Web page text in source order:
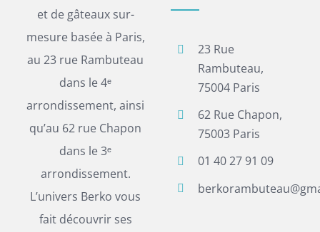
et de gâteaux sur-
mesure basée à Paris,
au 23 rue Rambuteau
dans le 4ᵉ
arrondissement, ainsi
qu’au 62 rue Chapon
dans le 3ᵉ
arrondissement.
L’univers Berko vous
fait découvrir ses
23 Rue
Rambuteau,
75004 Paris
62 Rue Chapon,
75003 Paris
01 40 27 91 09